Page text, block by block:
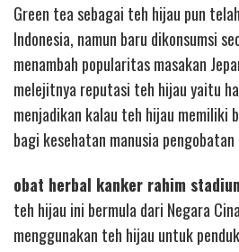
Green tea sebagai teh hijau pun
Indonesia, namun baru dikonsumsi
menambah popularitas masakan
melejitnya reputasi teh hijau yaitu
menjadikan kalau teh hijau memiliki
bagi kesehatan manusia
obat herbal kanker rahim
teh hijau ini bermula dari Negara
menggunakan teh hijau untuk